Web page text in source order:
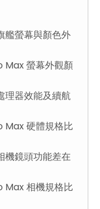
艦螢幕與顏色外
Max 螢幕外觀顏
理器效能及續航
Max 硬體規格比
機鏡頭功能差在
Max 相機規格比